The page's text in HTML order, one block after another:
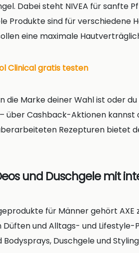
Dabei steht NIVEA für sanfte
Produkte sind für verschiedene
eine maximale
Clinical gratis testen
die Marke deiner Wahl ist oder
Cashback-Aktionen kannst
Rezepturen bietet
und Duschgele mit
für Männer gehört
Düften und Alltags- und
Duschgele und